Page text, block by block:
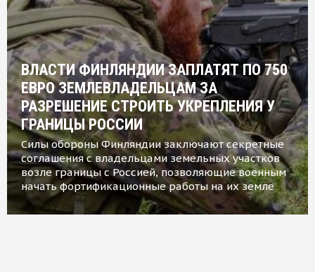
ВЛАСТИ ФИНЛЯНДИИ ЗАПЛАТЯТ ПО 750
ЕВРО ЗЕМЛЕВЛАДЕЛЬЦАМ ЗА
РАЗРЕШЕНИЕ СТРОИТЬ УКРЕПЛЕНИЯ У
ГРАНИЦЫ РОССИИ
Силы обороны Финляндии заключают секретные
соглашения с владельцами земельных участков
возле границы с Россией, позволяющие военным
начать фортификационные работы на их земле